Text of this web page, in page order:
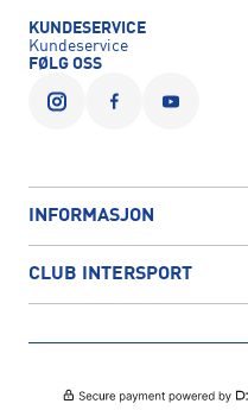
KUNDESERVICE
Kundeservice
FØLG OSS
INFORMASJON
CLUB INTERSPORT